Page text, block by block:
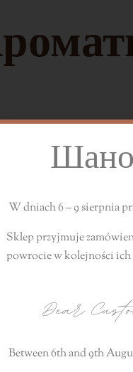
олія
дифузорів,
W dniach 6 – 9 sierpnia
Sklep przyjmuje
powrociew kolejności ich
Dear
Between 6th and 9th